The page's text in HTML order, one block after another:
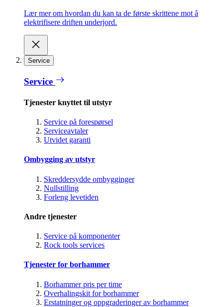
Lær mer om hvordan du kan ta de første skrittene mot å
elektrifisere driften underjord.
Service
Service
Tjenester knyttet til utstyr
Service på forespørsel
Serviceavtaler
Utvidet garanti
Ombygging av utstyr
Skreddersydde ombygginger
Nullstilling
Forleng levetiden
Andre tjenester
Service på komponenter
Rock tools services
Tjenester for borhammer
Borhammer pris per time
Overhalingskit for borhammer
Erstatninger og oppgraderinger av borhammer